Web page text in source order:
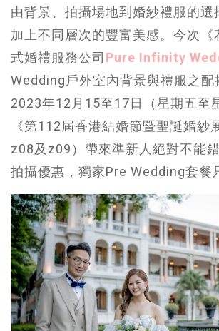
由背景、拍攝場地到婚紗禮服的選
加上不同層次的豐富美感。今次《
式婚禮服務公司 Pure Infinity
Wedding戶外室內背景與禮服之配
2023年12月15至17日（星期五至
《第112屆香港結婚節暨聖誕婚紗
z08及z09）帶來準新人絕對不能
拍攝優惠，獨家Pre Wedding套餐